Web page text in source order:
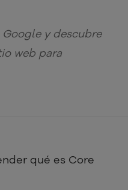
y descubre
web para
qué es Core